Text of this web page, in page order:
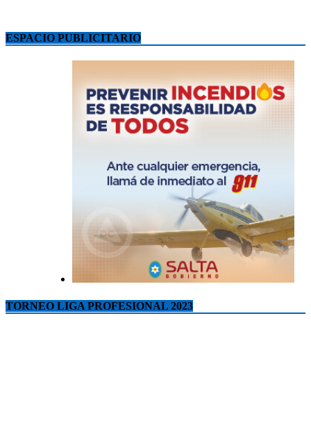
ESPACIO PUBLICITARIO
TORNEO LIGA PROFESIONAL 2023